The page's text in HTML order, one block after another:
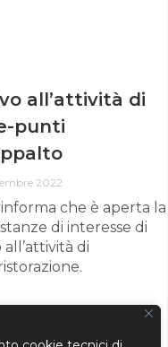
all’attività di
punti
2022
informa che è aperta la
di interesse di
di